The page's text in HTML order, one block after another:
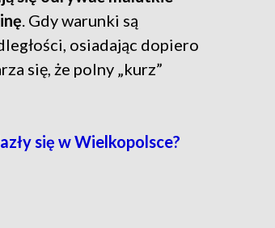
. Gdy warunki są
osiadając dopiero
się, że polny „kurz”
się w Wielkopolsce?